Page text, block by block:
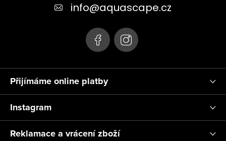
Přijímáme online platby
info@aquascape.cz
Instagram
Reklamace a vrácení zboží